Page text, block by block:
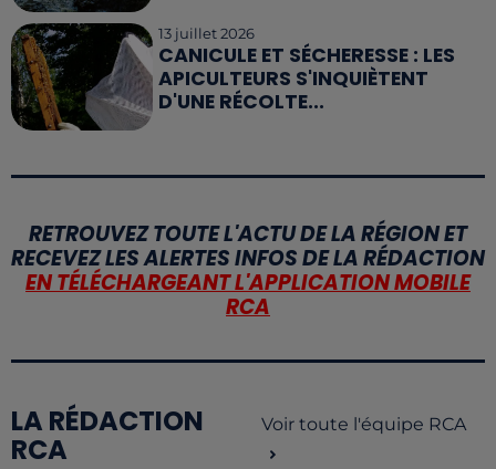
13 juillet 2026
CANICULE ET SÉCHERESSE : LES
APICULTEURS S'INQUIÈTENT
D'UNE RÉCOLTE...
RETROUVEZ TOUTE L'ACTU DE LA RÉGION ET
RECEVEZ LES ALERTES INFOS DE LA RÉDACTION
EN TÉLÉCHARGEANT L'APPLICATION MOBILE
RCA
LA RÉDACTION
RCA
Voir toute l'équipe RCA